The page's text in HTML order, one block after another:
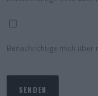
Benachrichtige mich über